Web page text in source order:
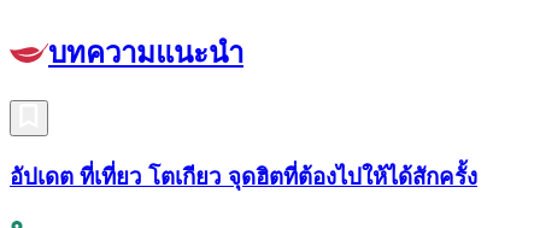
บทความแนะนำ
อัปเดต ที่เที่ยว โตเกียว จุดฮิตที่ต้องไปให้ได้สักครั้ง